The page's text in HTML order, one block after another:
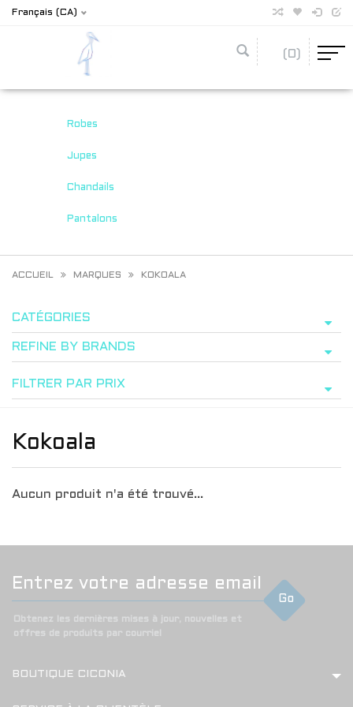
Français (CA)
(0)
Robes
Jupes
Chandails
Pantalons
ACCUEIL MARQUES KOKOALA
CATÉGORIES
REFINE BY BRANDS
FILTRER PAR PRIX
Kokoala
Aucun produit n'a été trouvé...
Go
Obtenez les dernières mises à jour, nouvelles et
offres de produits par courriel
BOUTIQUE CICONIA